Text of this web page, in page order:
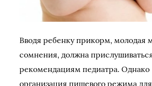
Вводя ребенку прикорм, молодая
сомнения, должна
рекомендациям педиатра. Однако
организация пищевого режима